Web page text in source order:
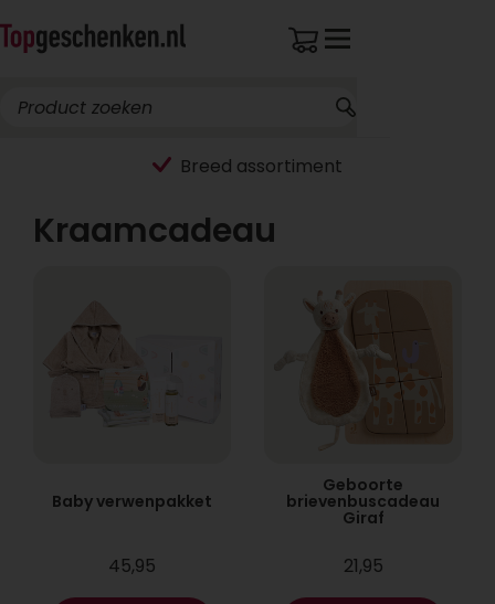
Breed assortiment
Kraamcadeau
Baby verwenpakket
45,95
Geboorte
brievenbuscadeau
Giraf
21,95